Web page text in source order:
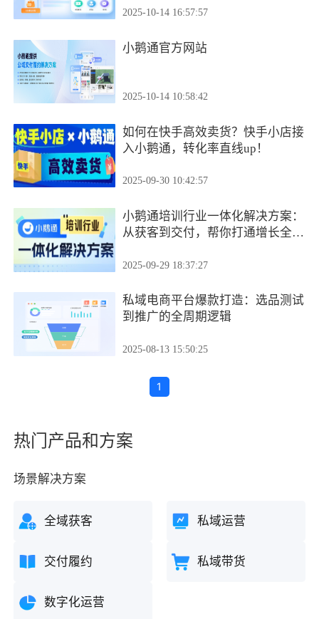
2025-10-14 16:57:57
小鹅通官方网站
2025-10-14 10:58:42
如何在快手高效卖货？快手小店接
入小鹅通，转化率直线up！
2025-09-30 10:42:57
小鹅通培训行业一体化解决方案：
从获客到交付，帮你打通增长全链
2025-09-29 18:37:27
私域电商平台爆款打造：选品测试
到推广的全周期逻辑
2025-08-13 15:50:25
1
热门产品和方案
场景解决方案
全域获客 私域运营
交付履约 私域带货
数字化运营